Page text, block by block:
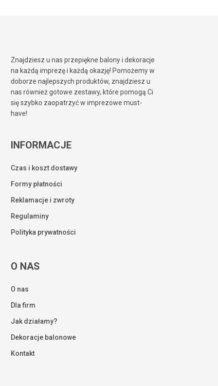
Znajdziesz u nas przepiękne balony i dekoracje
na każdą imprezę i każdą okazję! Pomożemy w
doborze najlepszych produktów, znajdziesz u
nas również gotowe zestawy, które pomogą Ci
się szybko zaopatrzyć w imprezowe must-
have!
INFORMACJE
Czas i koszt dostawy
Formy płatności
Reklamacje i zwroty
Regulaminy
Polityka prywatności
O NAS
O nas
Dla firm
Jak działamy?
Dekoracje balonowe
Kontakt